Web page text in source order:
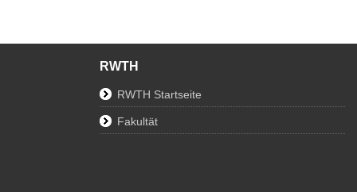
RWTH
RWTH Startseite
Fakultät